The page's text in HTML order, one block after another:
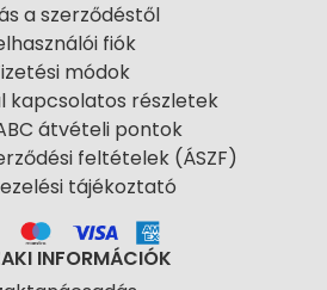
a szerződéstől
fiók
módok
kapcsolatos részletek
átvételi pontok
feltételek (ÁSZF)
tájékoztató
INFORMÁCIÓK